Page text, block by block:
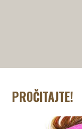
PROČITAJTE!